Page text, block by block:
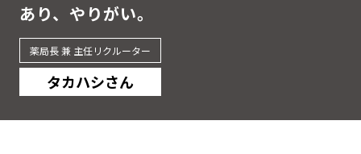
あり、やりがい。
薬局長 兼 主任リクルーター
タカハシさん